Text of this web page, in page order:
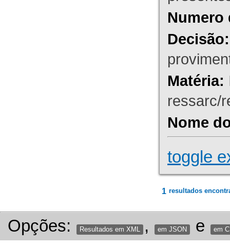
Numero
Decisão:
Matéria:
ressarc/
Nome
toggle
1 resultados
Opções: Resultados em XML , em JSON e em